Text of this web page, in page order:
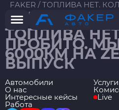
FAKER /ТОПЛИВА НЕТ.
ПОЛЕ… | 6000КМ НА
ТОПЛИВА
ПРОБИТО.
6000КМ НА
ВЫПУСК
Автомобили Услуги
О нас
Интересные кейсы Live
Работа